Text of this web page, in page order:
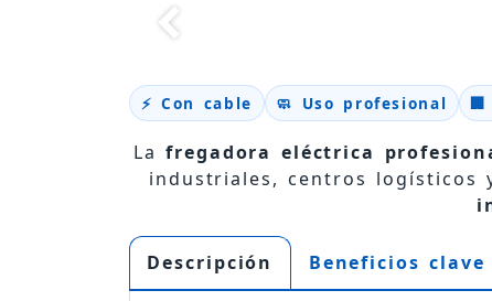
⚡ Con cable 🧼 Uso profesional
Lafregadora eléctrica
industriales, centros logísticos
Descripción Beneficios clave